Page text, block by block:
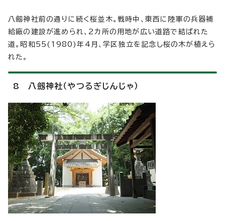
八劔神社前の通りに続く桜並木。戦時中、東西に陸軍の兵器補
給廠の建設が進められ、2カ所の用地が広い道路で結ばれた
道。昭和55(1980)年4月、学区独立を記念し桜の木が植えら
れた。
8 八劔神社（やつるぎじんじゃ）